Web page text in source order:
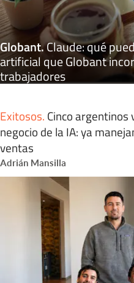
Globant.Claude: qué
artificial que Globant
trabajadores
Exitosos. Cinco
negocio de la IA: ya
ventas
Adrián Mansilla